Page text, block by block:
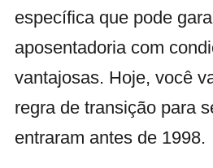
específica que pode
aposentadoria com
vantajosas. Hoje, você
regra de transição para
entraram antes de 1998.